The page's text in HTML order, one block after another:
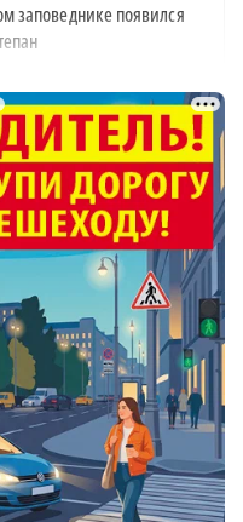
заповеднике появился
средний проходной балл в
вузах
огонь на проспекте
убирают деревья,
урагана